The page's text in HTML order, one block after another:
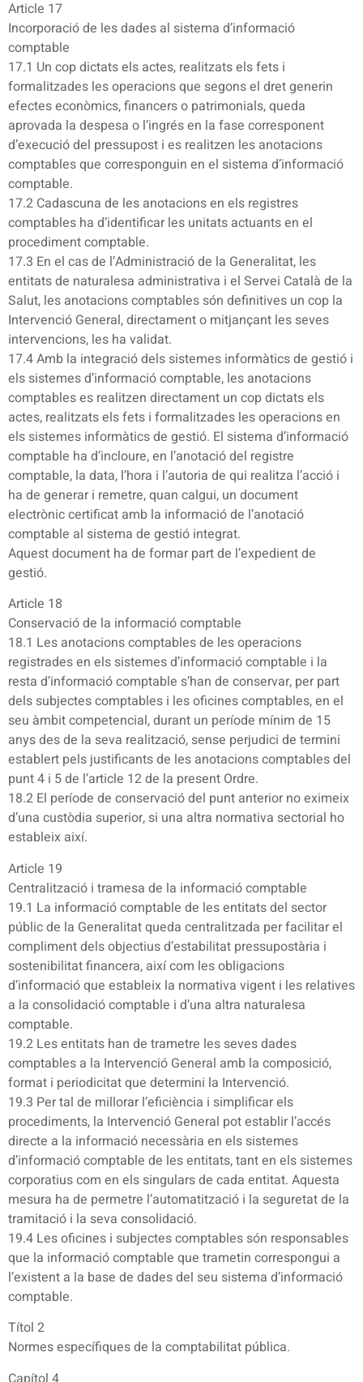
Article 17
Incorporació de les dades al sistema d’informació
comptable
17.1 Un cop dictats els actes, realitzats els fets i
formalitzades les operacions que segons el dret generin
efectes econòmics, financers o patrimonials, queda
aprovada la despesa o l’ingrés en la fase corresponent
d’execució del pressupost i es realitzen les anotacions
comptables que corresponguin en el sistema d’informació
comptable.
17.2 Cadascuna de les anotacions en els registres
comptables ha d’identificar les unitats actuants en el
procediment comptable.
17.3 En el cas de l’Administració de la Generalitat, les
entitats de naturalesa administrativa i el Servei Català de la
Salut, les anotacions comptables són definitives un cop la
Intervenció General, directament o mitjançant les seves
intervencions, les ha validat.
17.4 Amb la integració dels sistemes informàtics de gestió i
els sistemes d’informació comptable, les anotacions
comptables es realitzen directament un cop dictats els
actes, realitzats els fets i formalitzades les operacions en
els sistemes informàtics de gestió. El sistema d’informació
comptable ha d’incloure, en l’anotació del registre
comptable, la data, l’hora i l’autoria de qui realitza l’acció i
ha de generar i remetre, quan calgui, un document
electrònic certificat amb la informació de l’anotació
comptable al sistema de gestió integrat.
Aquest document ha de formar part de l’expedient de
gestió.
Article 18
Conservació de la informació comptable
18.1 Les anotacions comptables de les operacions
registrades en els sistemes d’informació comptable i la
resta d’informació comptable s’han de conservar, per part
dels subjectes comptables i les oficines comptables, en el
seu àmbit competencial, durant un període mínim de 15
anys des de la seva realització, sense perjudici de termini
establert pels justificants de les anotacions comptables del
punt 4 i 5 de l’article 12 de la present Ordre.
18.2 El període de conservació del punt anterior no eximeix
d’una custòdia superior, si una altra normativa sectorial ho
estableix així.
Article 19
Centralització i tramesa de la informació comptable
19.1 La informació comptable de les entitats del sector
públic de la Generalitat queda centralitzada per facilitar el
compliment dels objectius d’estabilitat pressupostària i
sostenibilitat financera, així com les obligacions
d’informació que estableix la normativa vigent i les relatives
a la consolidació comptable i d’una altra naturalesa
comptable.
19.2 Les entitats han de trametre les seves dades
comptables a la Intervenció General amb la composició,
format i periodicitat que determini la Intervenció.
19.3 Per tal de millorar l’eficiència i simplificar els
procediments, la Intervenció General pot establir l’accés
directe a la informació necessària en els sistemes
d’informació comptable de les entitats, tant en els sistemes
corporatius com en els singulars de cada entitat. Aquesta
mesura ha de permetre l’automatització i la seguretat de la
tramitació i la seva consolidació.
19.4 Les oficines i subjectes comptables són responsables
que la informació comptable que trametin correspongui a
l’existent a la base de dades del seu sistema d’informació
comptable.
Títol 2
Normes específiques de la comptabilitat pública.